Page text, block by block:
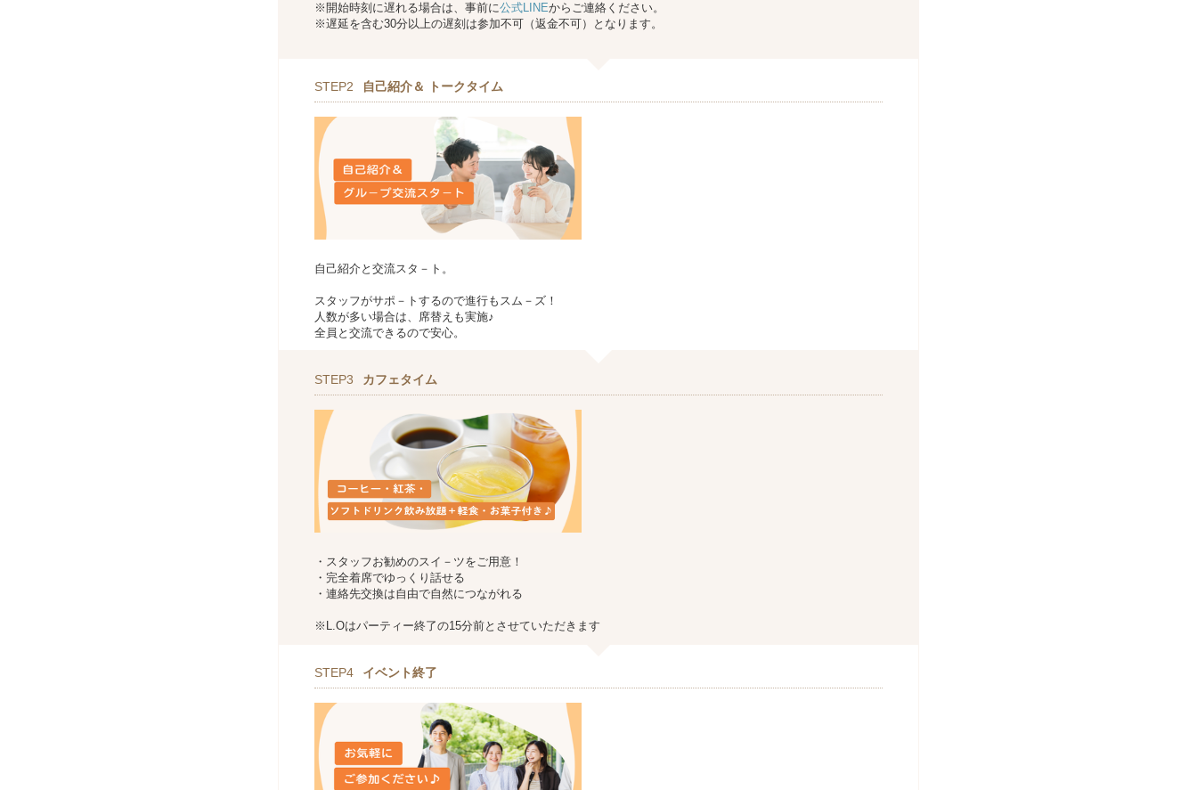
※開始時刻に遅れる場合は、事前に公式LINEからご連絡ください。
※遅延を含む30分以上の遅刻は参加不可（返金不可）となります。
STEP2 自己紹介＆ トークタイム
自己紹介と交流スタ－ト。
スタッフがサポ－トするので進行もスム－ズ！
人数が多い場合は、席替えも実施♪
全員と交流できるので安心。
STEP3 カフェタイム
・スタッフお勧めのスイ－ツをご用意！
・完全着席でゆっくり話せる
・連絡先交換は自由で自然につながれる
※L.Oはパーティー終了の15分前とさせていただきます
STEP4 イベント終了